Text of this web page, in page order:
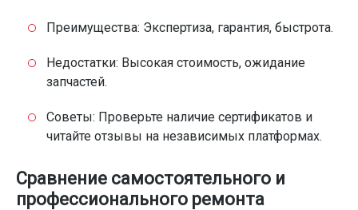
Преимущества: Экспертиза, гарантия, быстрота.
Недостатки: Высокая стоимость, ожидание
запчастей.
Советы: Проверьте наличие сертификатов и
читайте отзывы на независимых платформах.
Сравнение самостоятельного и
профессионального ремонта